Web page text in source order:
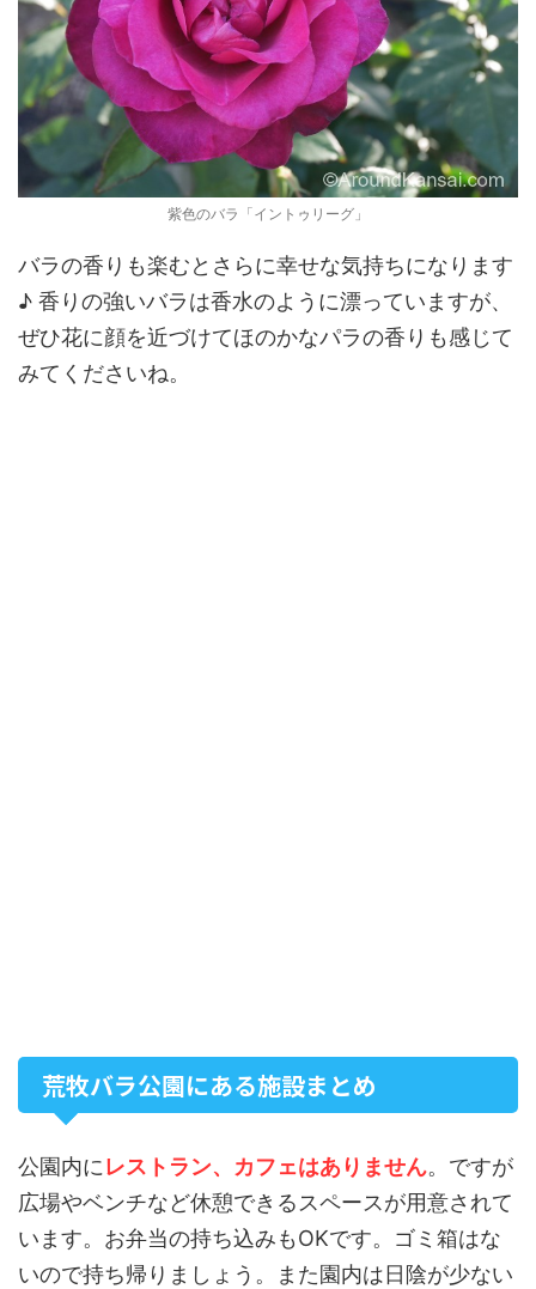
紫色のバラ「イントゥリーグ」
バラの香りも楽むとさらに幸せな気持ちになります
♪ 香りの強いバラは香水のように漂っていますが、
ぜひ花に顔を近づけてほのかなパラの香りも感じて
みてくださいね。
荒牧バラ公園にある施設まとめ
公園内にレストラン、カフェはありません。ですが
広場やベンチなど休憩できるスペースが用意されて
います。お弁当の持ち込みもOKです。ゴミ箱はな
いので持ち帰りましょう。また園内は日陰が少ない